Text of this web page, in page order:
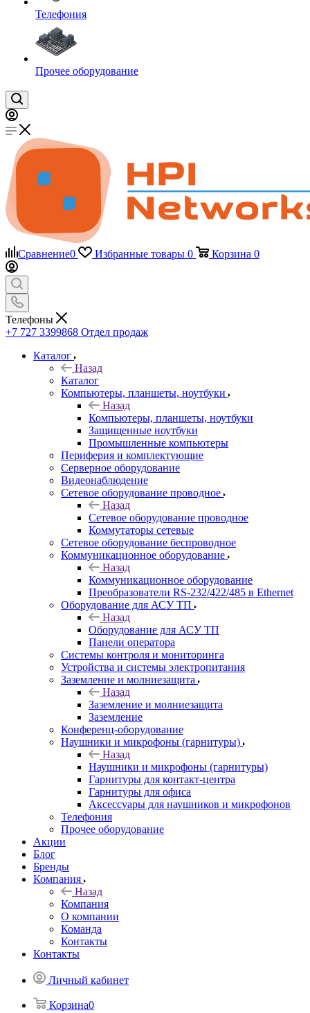
Телефония
Прочее оборудование
Сравнение0 Избранные товары 0 Корзина 0
Телефоны
+7 727 3399868 Отдел продаж
Каталог
Назад
Каталог
Компьютеры, планшеты, ноутбуки
Назад
Компьютеры, планшеты, ноутбуки
Защищенные ноутбуки
Промышленные компьютеры
Периферия и комплектующие
Серверное оборудование
Видеонаблюдение
Сетевое оборудование проводное
Назад
Сетевое оборудование проводное
Коммутаторы сетевые
Сетевое оборудование беспроводное
Коммуникационное оборудование
Назад
Коммуникационное оборудование
Преобразователи RS-232/422/485 в Ethernet
Оборудование для АСУ ТП
Назад
Оборудование для АСУ ТП
Панели оператора
Системы контроля и мониторинга
Устройства и системы электропитания
Заземление и молниезащита
Назад
Заземление и молниезащита
Заземление
Конференц-оборудование
Наушники и микрофоны (гарнитуры)
Назад
Наушники и микрофоны (гарнитуры)
Гарнитуры для контакт-центра
Гарнитуры для офиса
Аксессуары для наушников и микрофонов
Телефония
Прочее оборудование
Акции
Блог
Бренды
Компания
Назад
Компания
О компании
Команда
Контакты
Контакты
Личный кабинет
Корзина0